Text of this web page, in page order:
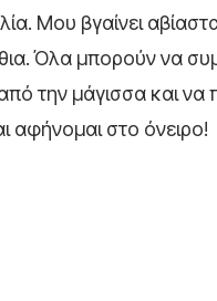
Μου βγαίνει
Όλα μπορούν να
την μάγισσα και να
αφήνομαι στο όνειρο!